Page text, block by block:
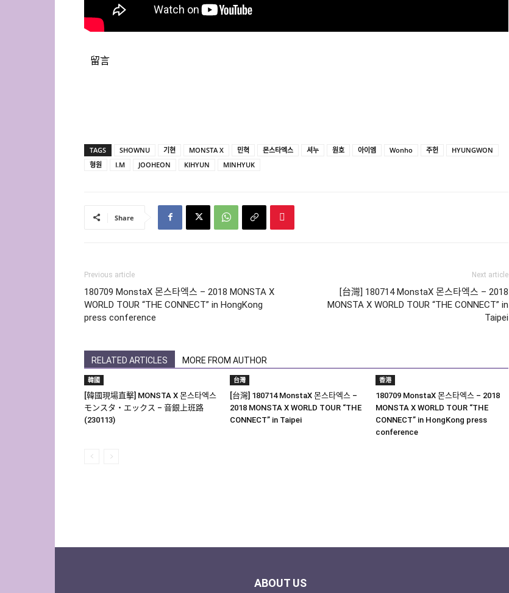
留言
TAGS SHOWNU 기현 MONSTA X 민혁 몬스타엑스 셔누 원호 아이엠 Wonho 주헌
HYUNGWON
형원
I.M JOOHEON KIHYUN MINHYUK
Share
Previous article
180709 MonstaX 몬스타엑스 – 2018 MONSTA X
WORLD TOUR “THE CONNECT” in HongKong
press conference
Next article
[台灣] 180714 MonstaX 몬스타엑스 – 2018
MONSTA X WORLD TOUR “THE CONNECT” in
Taipei
RELATED ARTICLES MORE FROM AUTHOR
韓國
[韓國現場直擊] MONSTA X 몬스타엑스
モンスタ・エックス – 音銀上班路
(230113)
台灣
[台灣] 180714 MonstaX 몬스타엑스 –
2018 MONSTA X WORLD TOUR “THE
CONNECT” in Taipei
香港
180709 MonstaX 몬스타엑스 – 2018
MONSTA X WORLD TOUR “THE
CONNECT” in HongKong press
conference
ABOUT US